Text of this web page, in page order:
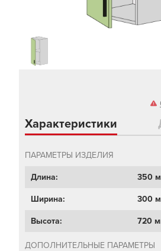
Характеристики
ПАРАМЕТРЫ ИЗДЕЛИЯ
Длина: 350
Ширина: 300
Высота: 720
ДОПОЛНИТЕЛЬНЫЕ ПАРАМЕТРЫ